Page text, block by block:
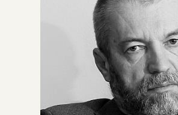
Поделиться
Я соглашаюсь с Политикой
подписаться
Я соглашаюсь с Политикой
подписаться
Скажите, пожалуйста,
вам уже исполнилось 18 лет?
да
нет, вернуться